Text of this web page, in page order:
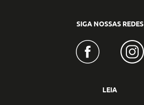
SIGA NOSSAS REDES
LEIA